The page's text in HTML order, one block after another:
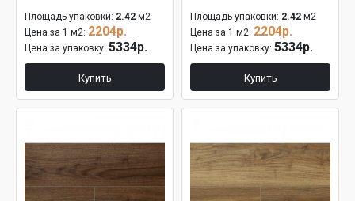
Площадь упаковки: 2.42 м2
Цена за 1 м2: 2204р.
Цена за упаковку: 5334р.
Купить
Площадь упаковки: 2.42 м2
Цена за 1 м2: 2204р.
Цена за упаковку: 5334р.
Купить